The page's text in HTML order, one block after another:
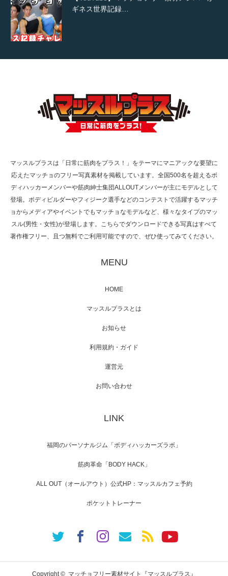
ギネス世界記録…
【TV】TBS番組「ひるおび」にてマッスルプ
TOKYO FMラジオ番組「ONE MORNING」
で紹介さ…
た（6/8放送）
映画「メカバース」舞台挨拶へマッスルプラ
【TV】NHK BS「COOL JAPAN 」にてマッス
「ねとらぼ」さんに…
マッスルプラスは「日常に筋肉をプラス！」をテーマにマニアックな要望に
応えたマッチョのフリー写真素材を掲載しています。全国500名を超えるボ
ディハッカーメンバーや筋肉紳士集団ALLOUTメンバーが主にモデルとして
登場。ボディビルダーやフィジーク選手などのコンテストで活躍するマッチ
ョからメディアやイベントでもマッチョなモデルなど、様々なタイプのマッ
スル(男性・女性)が登場します。こちらでダウンロードできる写真はすべて
著作権フリー、且つ無料でご利用可能ですので、ぜひ使ってみてください。
MENU
HOME
マッスルプラスとは
お知らせ
利用規約・ガイド
運営元
お問い合わせ
LINK
福岡のパーソナルジム「ボディハッカーズラボ」
筋肉革命「BODY HACK」
ALL OUT（オールアウト）公式HP：マッスルカフェ予約
ポケットトレーナー
Copyright © マッチョフリー素材サイト『マッスルプラス』